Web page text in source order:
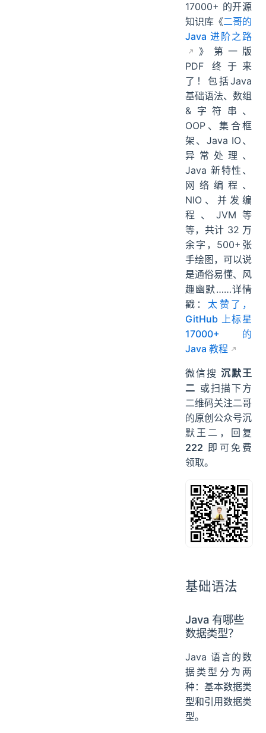
17000+ 的开源
知识库《二哥的
Java 进阶之路
》第一版
PDF 终于来
了！包括Java
基础语法、数组
&字符串、
OOP、集合框
架、Java IO、
异常处理、
Java 新特性、
网络编程、
NIO、并发编
程、JVM等
等，共计 32 万
余字，500+张
手绘图，可以说
是通俗易懂、风
趣幽默……详情
戳： 太赞了，
GitHub 上标星
17000+ 的
Java 教程
微信搜沉默王
二 或扫描下方
二维码关注二哥
的原创公众号沉
默王二，回复
222 即可免费
领取。
基础语法
Java 有哪些
数据类型？
Java 语言的数
据类型分为两
种：基本数据类
型和引用数据类
型。